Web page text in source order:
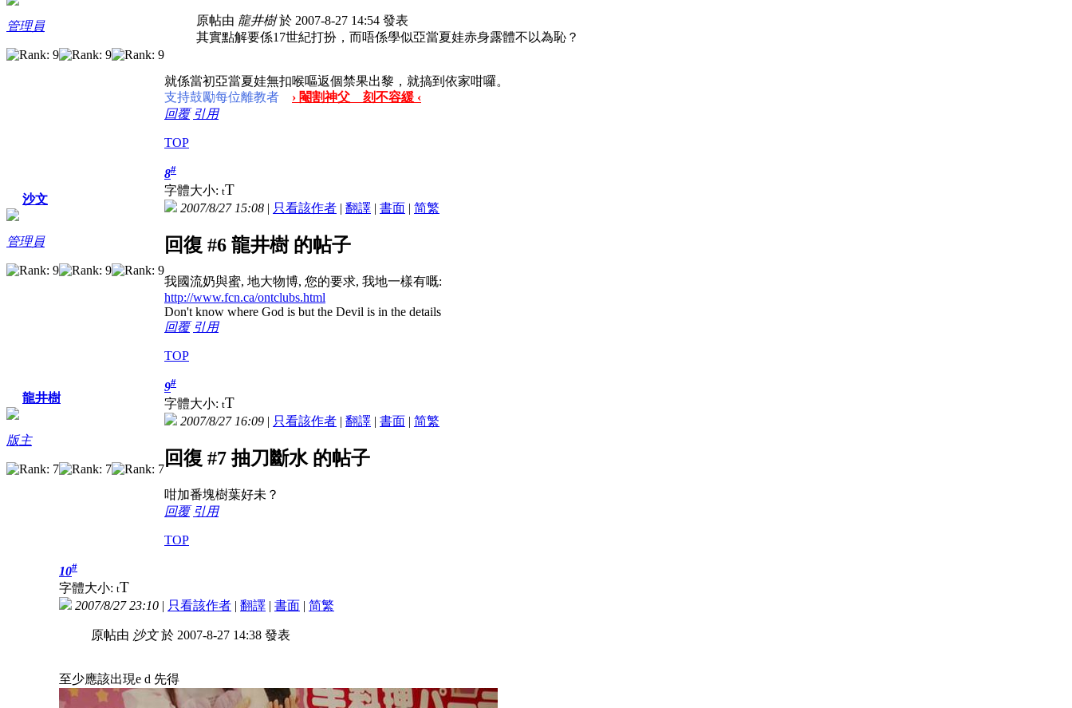
管理員 原帖由 龍井樹於 2007-8-27 14:54 發表
其實點解要係17世紀打扮，而唔係學似亞當夏娃赤身露體不以為恥？
就係當初亞當夏娃無扣喉嘔返個禁果出黎，就搞到依家咁囉。
支持鼓勵每位離教者
› 閹割神父 刻不容緩 ‹
回覆 引用
TOP
沙文
管理員
8#
字體大小: tT
2007/8/27 15:08 | 只看該作者 | 翻譯 | 書面 | 简繁
回復 #6 龍井樹 的帖子
我國流奶與蜜, 地大物博, 您的要求, 我地一樣有嘅:
http://www.fcn.ca/ontclubs.html
Don't know where God is but the Devil is in the details
回覆 引用
TOP
龍井樹
版主
9#
字體大小: tT
2007/8/27 16:09 | 只看該作者 | 翻譯 | 書面 | 简繁
回復 #7 抽刀斷水 的帖子
咁加番塊樹葉好未？
回覆 引用
TOP
10#
字體大小: tT
2007/8/27 23:10 | 只看該作者 | 翻譯 | 書面 | 简繁
原帖由 沙文於 2007-8-27 14:38 發表
至少應該出現e d 先得